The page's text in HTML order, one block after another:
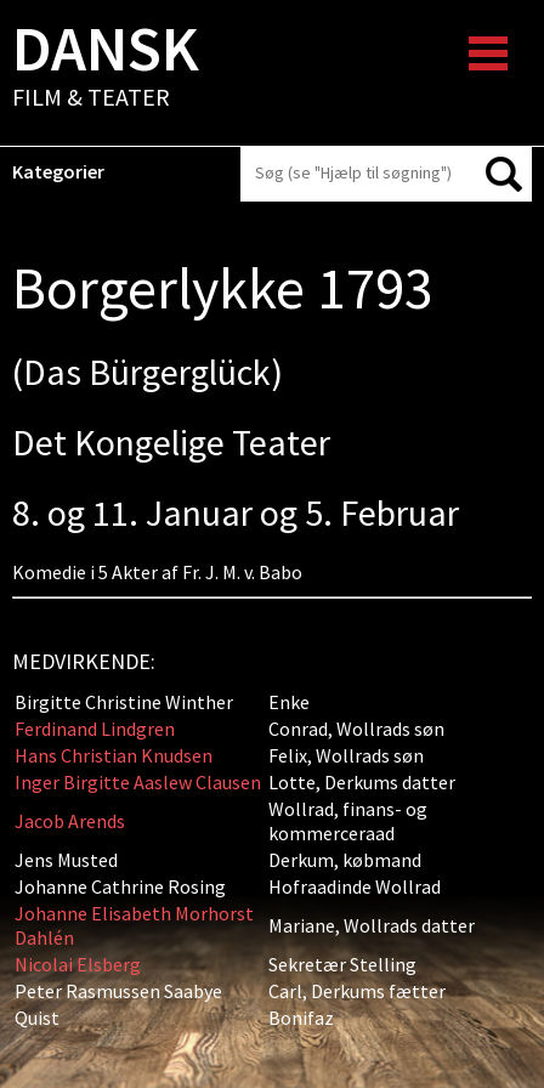
DANSK
FILM & TEATER
Kategorier
Borgerlykke 1793
(Das Bürgerglück)
Det Kongelige Teater
8. og 11. Januar og 5. Februar
Komedie i 5 Akter af Fr. J. M. v. Babo
MEDVIRKENDE:
Birgitte Christine Winther
Enke
Ferdinand Lindgren
Conrad, Wollrads søn
Hans Christian Knudsen
Felix, Wollrads søn
Inger Birgitte Aaslew Clausen Lotte, Derkums datter
Jacob Arends
Wollrad, finans- og
kommerceraad
Jens Musted
Derkum, købmand
Johanne Cathrine Rosing
Hofraadinde Wollrad
Johanne Elisabeth Morhorst
Dahlén
Mariane, Wollrads datter
Nicolai Elsberg
Sekretær Stelling
Peter Rasmussen Saabye
Carl, Derkums fætter
Quist
Bonifaz